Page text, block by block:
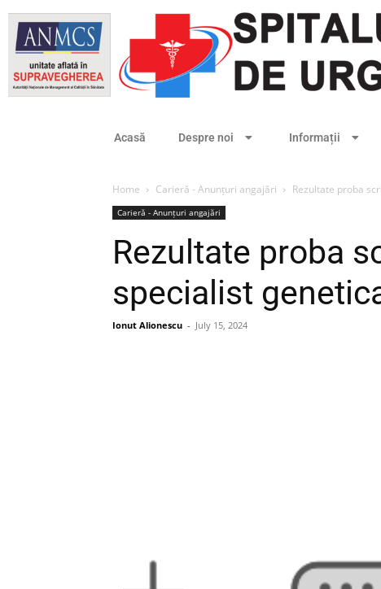
Acasă Despre noi Informații
Home Carieră - Anunțuri angajări Rezultate proba
Carieră - Anunțuri angajări
Rezultate proba
specialist
Ionut Alionescu - July 15, 2024